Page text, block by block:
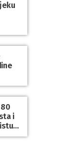
za
i